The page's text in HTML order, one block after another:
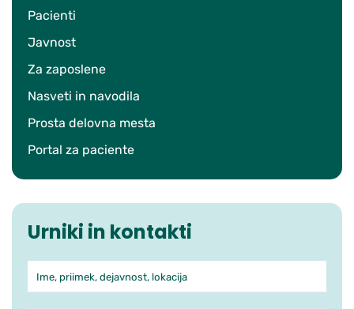
Pacienti
Javnost
Za zaposlene
Nasveti in navodila
Prosta delovna mesta
Portal za paciente
Urniki in kontakti
Iskanje po ambulantah in
Ime, priimek, dejavnost, lokacija